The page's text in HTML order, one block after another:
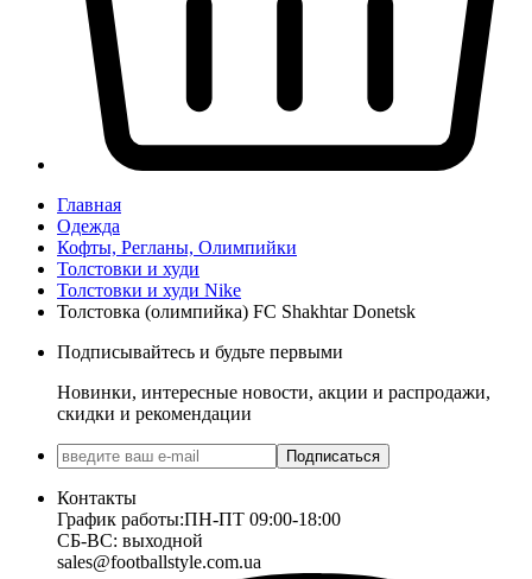
Главная
Одежда
Кофты, Регланы, Олимпийки
Толстовки и худи
Толстовки и худи Nike
Толстовка (олимпийка) FC Shakhtar Donetsk
Подписывайтесь и будьте первыми
Новинки, интересные новости, акции и распродажи,
скидки и рекомендации
Подписаться
Контакты
График работы:ПН-ПТ 09:00-18:00
СБ-ВС: выходной
sales@footballstyle.com.ua